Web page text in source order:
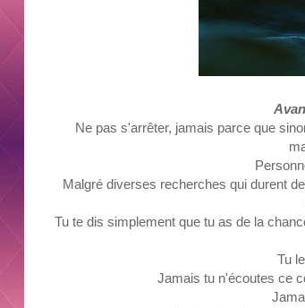
Ne pas s'arrêter, jamais parce que
Malgré diverses recherches qui durent
Tu te dis simplement que tu as de la
Tu
Jamais tu n'écoutes ce